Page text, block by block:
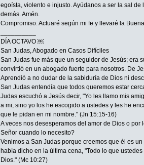
egoísta, violento e injusto. Ayúdanos a ser la sal
demás. Amén.
Compromiso. Actuaré según mi fe y llevaré la
DÍA OCTAVO ￼
San Judas, Abogado en Casos Difíciles
San Judas fue más que un seguidor de Jesús; era
convirtió en un abogado fuerte para nosotros. De
Aprendió a no dudar de la sabiduría de Dios ni
San Judas entendía que todos queremos estar
Judas escuchó a Jesús decir, "Yo les llamo mis
a mi, sino yo los he escogido a ustedes y les he
que le pidan en mi nombre." (Jn 15:15-16)
A veces nos desesperamos del amor de Dios o
Señor cuando lo necesito?
Venimos a San Judas porque creemos que él es
había dicho en la última cena, "Todo lo que
Dios." (Mc 10:27)